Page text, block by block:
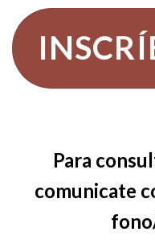
Para
comunicate